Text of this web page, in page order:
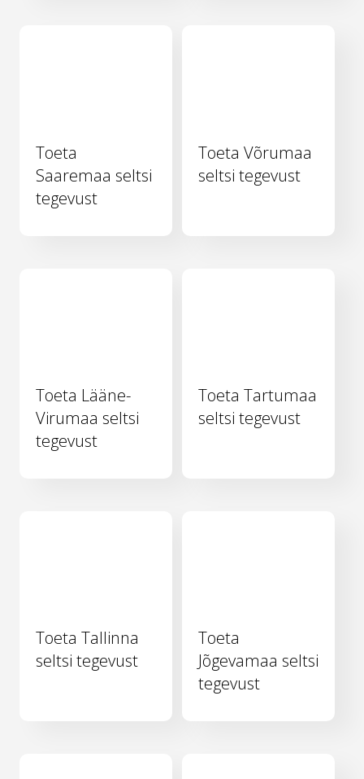
Toeta
Saaremaa seltsi
tegevust
Toeta Võrumaa
seltsi tegevust
Toeta Lääne-
Virumaa seltsi
tegevust
Toeta Tartumaa
seltsi tegevust
Toeta Tallinna
seltsi tegevust
Toeta
Jõgevamaa seltsi
tegevust